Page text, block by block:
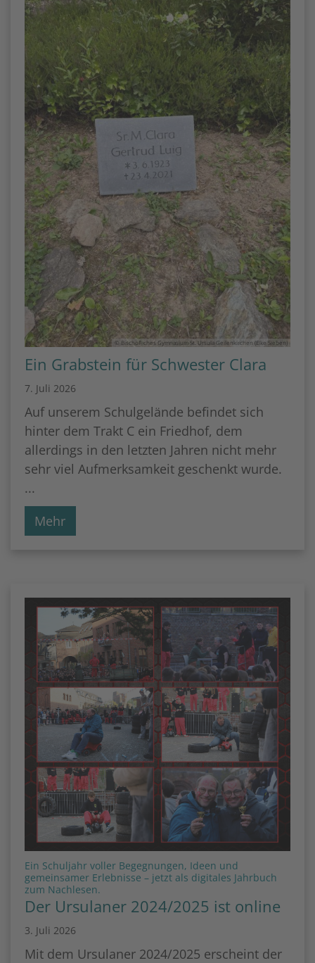
© Bischöfliches Gymnasium St. Ursula Geilenkirchen (Elke Sieben)
Ein Grabstein für Schwester Clara
7. Juli 2026
Auf unserem Schulgelände befindet sich
hinter dem Trakt C ein Friedhof, dem
allerdings in den letzten Jahren nicht mehr
sehr viel Aufmerksamkeit geschenkt wurde.
...
Mehr
Ein Schuljahr voller Begegnungen, Ideen und
gemeinsamer Erlebnisse – jetzt als digitales Jahrbuch
zum Nachlesen.
Der Ursulaner 2024/2025 ist online
3. Juli 2026
Mit dem Ursulaner 2024/2025 erscheint der